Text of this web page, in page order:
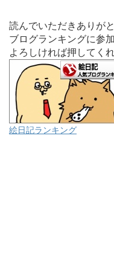
読んでいただきありが
ブログランキングに参
よろしければ押してく
絵日記ランキング